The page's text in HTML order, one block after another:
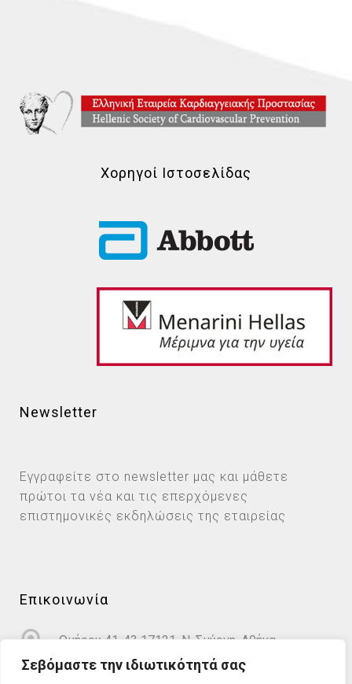
Σεβόμαστε την ιδιωτικότητά σας
Χορηγοί Ιστοσελίδας
Newsletter
Εγγραφείτε στο newsletter μας και μάθετε
πρώτοι τα νέα και τις επερχόμενες
επιστημονικές εκδηλώσεις της εταιρείας
Επικοινωνία
Ομήρου 41-43 17121, Ν. Σμύρνη, Αθήνα